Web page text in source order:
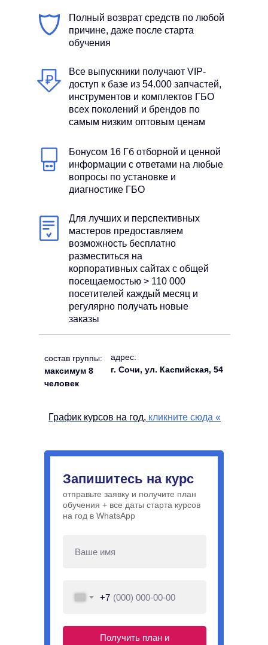
Полный возврат средств по любой
причине, даже после старта
обучения
состав группы:
максимум 8
человек
адрес:
г. Сочи, ул. Каспийская, 54
Все выпускники получают VIP-
доступ к базе из 54.000 запчастей,
инструментов и комплектов ГБО
всех поколений и брендов по
самым низким оптовым ценам
Бонусом 16 Гб отборной и ценной
информации с ответами на любые
вопросы по установке и
диагностике ГБО
Для лучших и перспективных
мастеров предоставляем
возможность бесплатно
разместиться на
корпоративных сайтах с общей
посещаемостью > 110 000
посетителей каждый месяц и
регулярно получать новые
заказы
+7
Получить план и
Запишитесь на курс
отправьте заявку и получите план
обучения + все даты старта курсов
на год в WhatsApp
График курсов на год, кликните сюда «